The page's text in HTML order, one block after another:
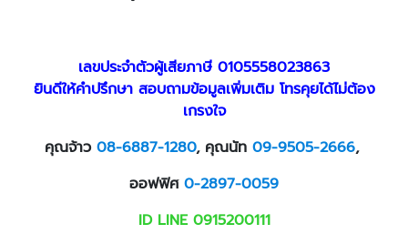
เลขประจำตัวผู้เสียภาษี 0105558023863
ยินดีให้คำปรึกษา สอบถามข้อมูลเพิ่มเติม โทรคุยได้ไม่ต้อง
เกรงใจ
คุณจ้าว 08-6887-1280, คุณนัท 09-9505-2666,
ออฟฟิศ 0-2897-0059
ID LINE 0915200111